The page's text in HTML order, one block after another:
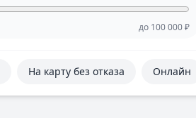
до 100 000₽
На карту без отказа Онлайн